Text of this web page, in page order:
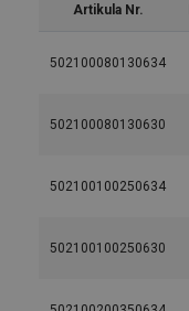
Artikula Nr.
502100080130634
502100080130630
502100100250634
502100100250630